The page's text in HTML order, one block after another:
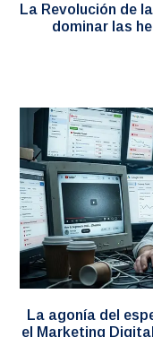
La Revolución de
dominar las
La agonía del
el Marketing